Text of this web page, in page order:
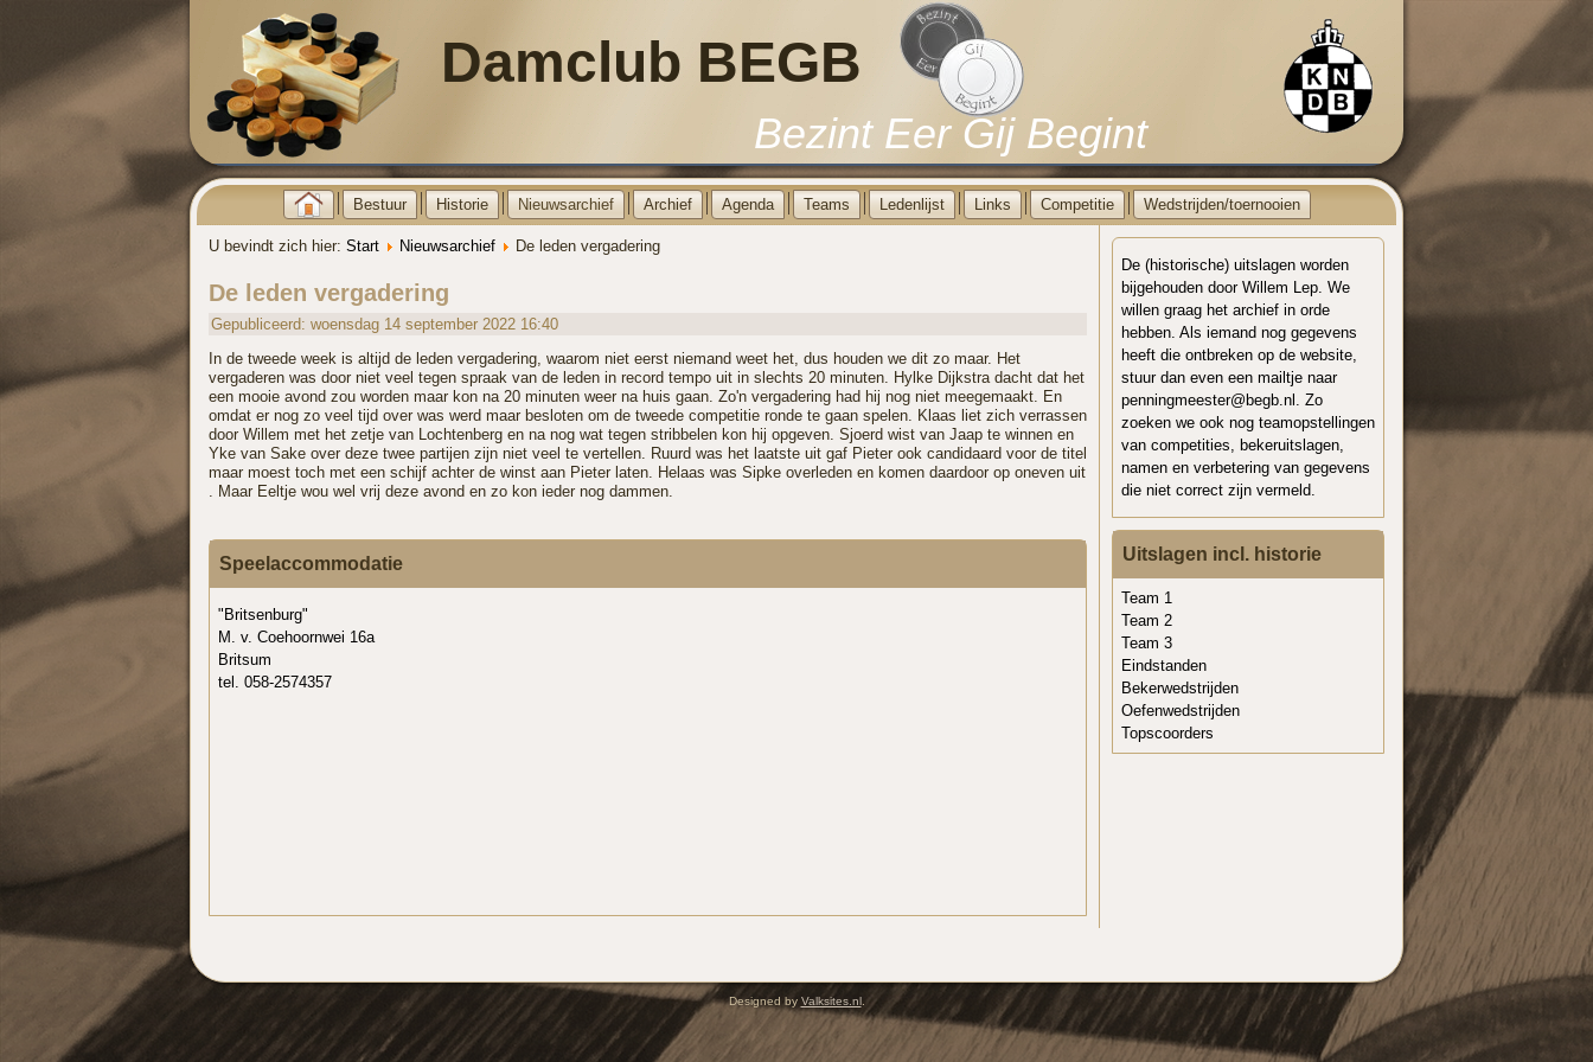
Bezint Eer Gij Begint
Damclub BEGB
Bestuur Historie Nieuwsarchief Archief Agenda Teams Ledenlijst Links Competitie Wedstrijden/toernooien
U bevindt zich hier: Start Nieuwsarchief De leden vergadering
De leden vergadering
Gepubliceerd: woensdag 14 september 2022 16:40
In de tweede week is altijd de leden vergadering, waarom niet eerst niemand weet het, dus houden we dit zo maar. Het
vergaderen was door niet veel tegen spraak van de leden in record tempo uit in slechts 20 minuten. Hylke Dijkstra dacht dat het
een mooie avond zou worden maar kon na 20 minuten weer na huis gaan. Zo'n vergadering had hij nog niet meegemaakt. En
omdat er nog zo veel tijd over was werd maar besloten om de tweede competitie ronde te gaan spelen. Klaas liet zich verrassen
door Willem met het zetje van Lochtenberg en na nog wat tegen stribbelen kon hij opgeven. Sjoerd wist van Jaap te winnen en
Yke van Sake over deze twee partijen zijn niet veel te vertellen. Ruurd was het laatste uit gaf Pieter ook candidaard voor de titel
maar moest toch met een schijf achter de winst aan Pieter laten. Helaas was Sipke overleden en komen daardoor op oneven uit
. Maar Eeltje wou wel vrij deze avond en zo kon ieder nog dammen.
Speelaccommodatie
"Britsenburg"
M. v. Coehoornwei 16a
Britsum
tel. 058-2574357
De (historische) uitslagen worden
bijgehouden door Willem Lep. We
willen graag het archief in orde
hebben. Als iemand nog gegevens
heeft die ontbreken op de website,
stuur dan even een mailtje naar
penningmeester@begb.nl. Zo
zoeken we ook nog teamopstellingen
van competities, bekeruitslagen,
namen en verbetering van gegevens
die niet correct zijn vermeld.
Uitslagen incl. historie
Team 1
Team 2
Team 3
Eindstanden
Bekerwedstrijden
Oefenwedstrijden
Topscoorders
Designed by Valksites.nl.